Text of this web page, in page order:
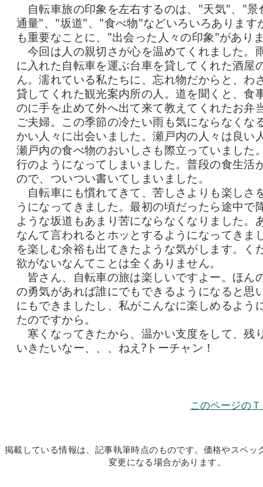
自転車旅の印象を左右するのは、"天気"、"景
通量"、"坂道"、"食べ物"などいろいろあります
も重要なことに、"出会った人々の印象"があり
今回は人の親切さが心を温めてくれました。
に入れた自転車を運ぶ台車を貸してくれた酒屋
ん。濡れている私たちに、忘れ物だからと、わ
貸してくれた観光案内所の人。道を聞くと、食
のに手を止めて外へ出て来て教えてくれたお弁
ご夫婦。この季節の冷たい雨も気にならなくな
かい人々に出会いました。瀬戸内の人々は良い
瀬戸内の食べ物のおいしさも際立っていました
行のようになってしまいました。普段の食生活
ので、ついつい書いてしまいました。
自転車にも慣れてきて、苦しさよりも楽しさ
うになってきました。最初の頃だったら途中で
ような坂道もあまり苦にならなくなりました。
なんて言われるとホッとするようになってきま
を楽しむ余裕も出てきたような気がします。く
欲がないなんてことは全くありません。
皆さん、自転車の旅は楽しいですよー。ほん
の勇気があれば誰にでもできるようになると思
にもできましたし、私がこんなに楽しめるよう
たのですから。
寒くなってきたから、温かい支度をして、残
いきたいなー、、、ねえ?トーチャン！
このページの
掲載している情報は、記事執筆時点のものです。価格やスペッ
変更になる場合があります。